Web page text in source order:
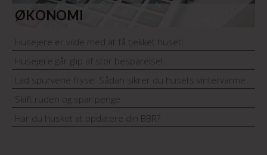
ØKONOMI
Husejere er vilde med at få tjekket huset!
Husejere går glip af stor besparelse!
Lad spurvene fryse: Sådan sikrer du husets vintervarme
Skift ruden og spar penge
Har du husket at opdatere din BBR?